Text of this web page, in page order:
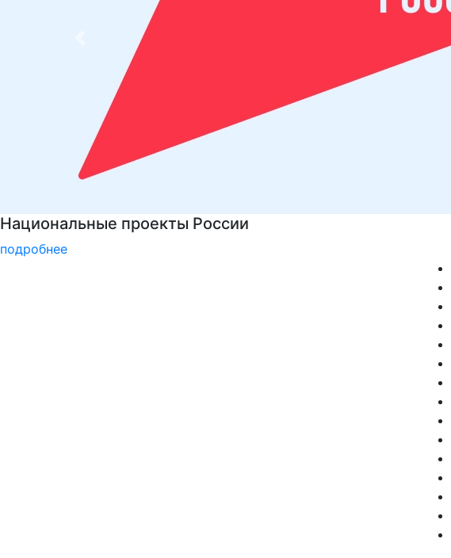
Курсы немецкого языка
подробнее